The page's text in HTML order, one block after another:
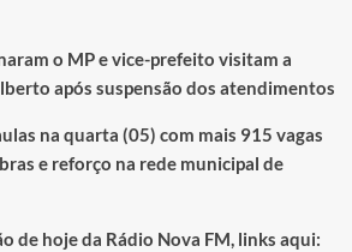
o MP e vice-prefeito visitam a
após suspensão dos atendimentos
na quarta (05) com mais 915 vagas
e reforço na rede municipal de
de hoje da Rádio Nova FM, links aqui: